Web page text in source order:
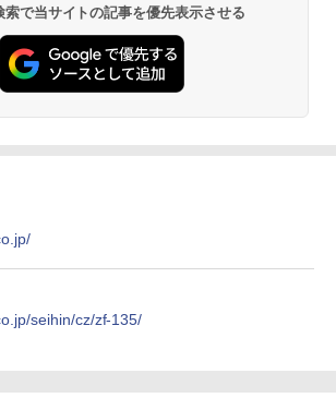
で当サイトの記事を優先表示させる
seihin/cz/zf-135/